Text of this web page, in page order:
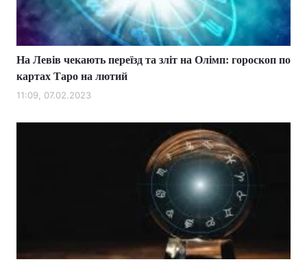
На Левів чекають переїзд та зліт на Олімп: гороскоп по
картах Таро на лютий
11:09, 07.02.2023